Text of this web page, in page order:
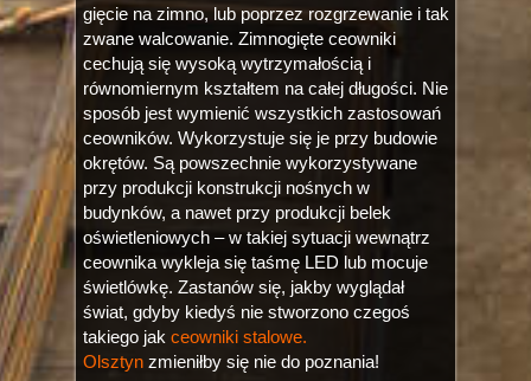
gięcie na zimno, lub poprzez rozgrzewanie i tak
zwane walcowanie. Zimnogięte ceowniki
cechują się wysoką wytrzymałością i
równomiernym kształtem na całej długości. Nie
sposób jest wymienić wszystkich zastosowań
ceowników. Wykorzystuje się je przy budowie
okrętów. Są powszechnie wykorzystywane
przy produkcji konstrukcji nośnych w
budynków, a nawet przy produkcji belek
oświetleniowych – w takiej sytuacji wewnątrz
ceownika wykleja się taśmę LED lub mocuje
świetlówkę. Zastanów się, jakby wyglądał
świat, gdyby kiedyś nie stworzono czegoś
takiego jak ceowniki stalowe.
Olsztyn zmieniłby się nie do poznania!